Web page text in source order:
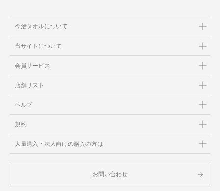
今治タオルについて
当サイトについて
会員サービス
店舗リスト
ヘルプ
規約
大量購入・法人向けの購入の方は
お問い合わせ